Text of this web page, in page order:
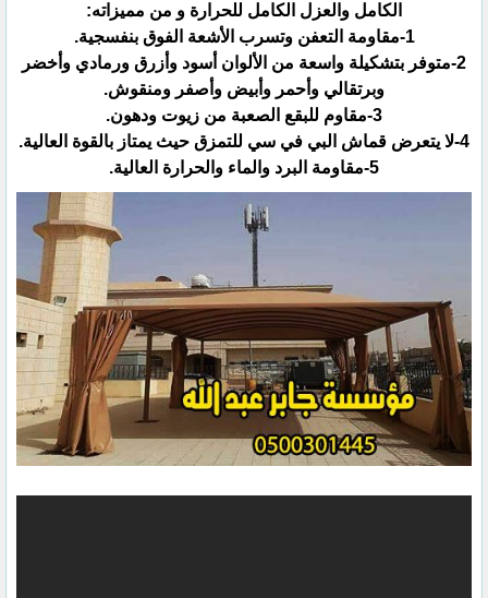
الكامل والعزل الكامل للحرارة و من مميزاته:‏
‏1-مقاومة التعفن وتسرب الأشعة الفوق بنفسجية.‏
‏2-متوفر بتشكيلة واسعة من الألوان أسود وأزرق ورمادي وأخضر
وبرتقالي وأحمر وأبيض وأصفر ومنقوش.‏